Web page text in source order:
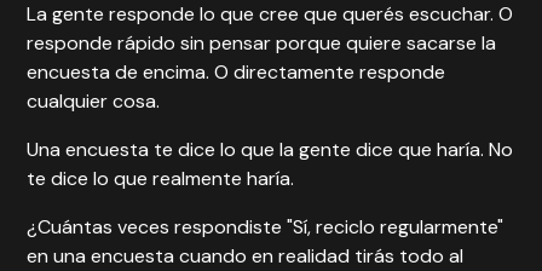
La gente responde lo que cree que querés escuchar. O
responde rápido sin pensar porque quiere sacarse la
encuesta de encima. O directamente responde
cualquier cosa.
Una encuesta te dice lo que la gente dice que haría. No
te dice lo que realmente haría.
¿Cuántas veces respondiste "Sí, reciclo regularmente"
en una encuesta cuando en realidad tirás todo al